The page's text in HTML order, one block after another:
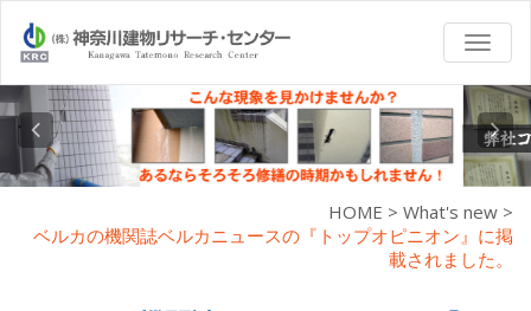
HOME > What's new >
ベルカの機関誌ベルカニュースの『トップオピニオン』に掲
載されました。